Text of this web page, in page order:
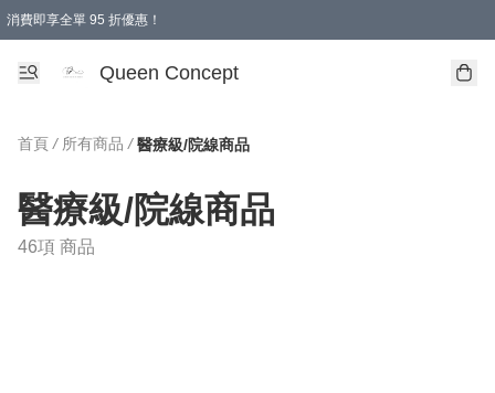
消費即享全單 95 折優惠！
Queen Concept
首頁 / 所有商品 / 醫療級/院線商品
醫療級/院線商品
46項 商品